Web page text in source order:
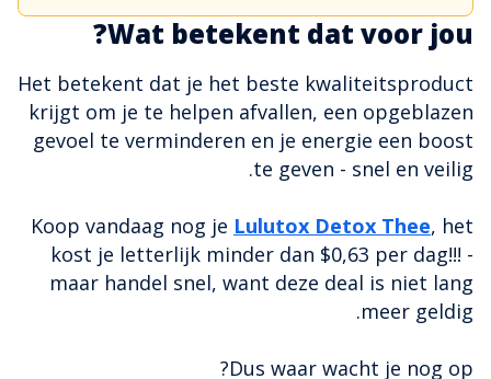
Wat betekent dat voor jou?
Het betekent dat je het beste kwaliteitsproduct
krijgt om je te helpen afvallen, een opgeblazen
gevoel te verminderen en je energie een boost
te geven - snel en veilig.
Koop vandaag nog je Lulutox Detox Thee, het
kost je letterlijk minder dan $0,63 per dag!!! -
maar handel snel, want deze deal is niet lang
meer geldig.
Dus waar wacht je nog op?